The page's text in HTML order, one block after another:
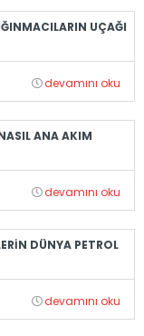
UÇAĞI
devamını oku
ANA AKIM
devamını oku
DÜNYA PETROL
devamını oku